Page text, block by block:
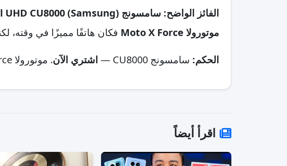
الفائز الواضح: سامسونج (Samsung) Crystal UHD CU8000
موتورولا Moto X Force
فكان هاتفًا مميزًا في وقته،
الحكم: سامسونج CU8000 — اشتري الآن. موتورولا Moto X Force —
اقرأ أيضاً